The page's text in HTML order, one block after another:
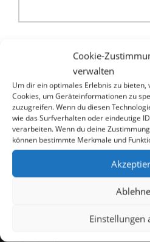
Cookie-
verwalten
Um dir ein optimales Erlebnis zu
Cookies, um Geräteinformationen zu
zuzugreifen. Wenn du diesen
wie das Surfverhalten oder eindeutige
verarbeiten. Wenn du deine
können bestimmte Merkmale und
Einstellungen
WHATSAPP & E-MAIL
Ruf Sie uns an
oder schreiben Sie uns über
01590/ 8 63 65 63